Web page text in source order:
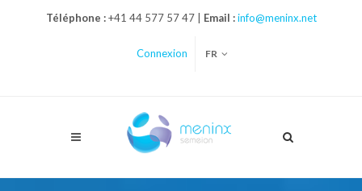
Téléphone :+41 44 577 57 47 | Email : info@meninx.net
Connexion FR